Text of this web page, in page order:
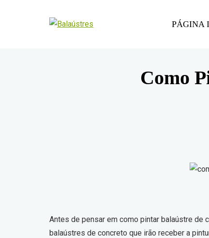
PÁGINA
Como
Antes de pensar em como pintar balaústre de
balaústres de concreto que irão receber a